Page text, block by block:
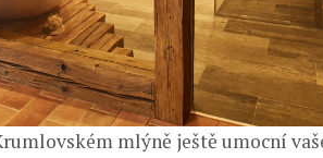
mlýně ještě umocní